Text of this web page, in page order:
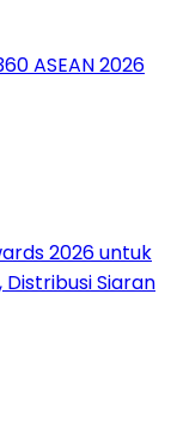
ASEAN 2026
2026 untuk
Distribusi Siaran